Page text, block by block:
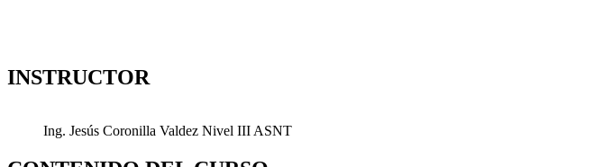
INSTRUCTOR
Ing. Jesús Coronilla Valdez Nivel III ASNT